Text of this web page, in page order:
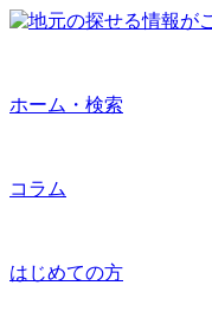
ホーム・検索
コラム
はじめての方